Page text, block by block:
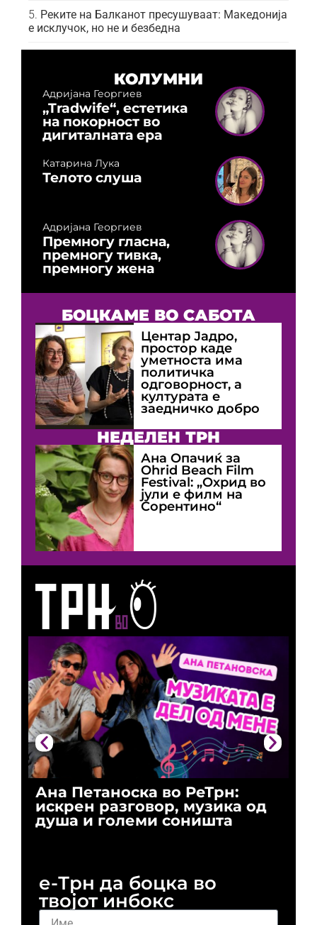
Реките на Балканот пресушуваат: Македонија
е исклучок, но не и безбедна
Ана Петаноска во РеТрн:
искрен разговор, музика од
душа и големи соништа
КОЛУМНИ
Адријана Георгиев
„Tradwife“, естетика
на покорност во
дигиталната ера
Катарина Лука
Телото слуша
Адријана Георгиев
Премногу гласна,
премногу тивка,
премногу жена
БОЦКАМЕ ВО САБОТА
Центар Јадро,
простор каде
уметноста има
политичка
одговорност, а
културата е
заедничко добро
НЕДЕЛЕН ТРН
Ана Опачиќ за
Оhrid Beach Film
Festival: „Охрид во
јули е филм на
Сорентино“
е-Трн да боцка во
твојот инбокс